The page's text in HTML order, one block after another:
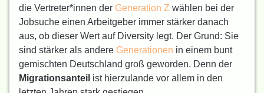
die Vertreter*innen der Generation Z wählen bei der
Jobsuche einen Arbeitgeber immer stärker danach
aus, ob dieser Wert auf Diversity legt. Der Grund: Sie
sind stärker als andere Generationen in einem bunt
gemischten Deutschland groß geworden. Denn der
Migrationsanteil ist hierzulande vor allem in den